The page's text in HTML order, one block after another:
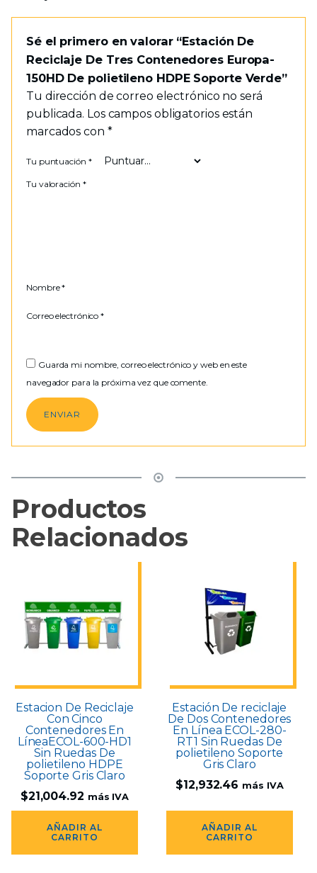
Sé el primero en valorar “Estación De
Reciclaje De Tres Contenedores Europa-
150HD De polietileno HDPE Soporte Verde”
Tu dirección de correo electrónico no será
publicada. Los campos obligatorios están
marcados con *
Tu puntuación *
Tu valoración *
Nombre*
Correo electrónico*
Guarda mi nombre, correo electrónico y web en este
navegador para la próxima vez que comente.
Productos
Relacionados
Estacion De Reciclaje
Con Cinco
Contenedores En
LíneaECOL-600-HD1
Sin Ruedas De
polietileno HDPE
Soporte Gris Claro
$21,004.92 más IVA
AÑADIR AL
CARRITO
Estación De reciclaje
De Dos Contenedores
En Línea ECOL-280-
RT1 Sin Ruedas De
polietileno Soporte
Gris Claro
$12,932.46 más IVA
AÑADIR AL
CARRITO